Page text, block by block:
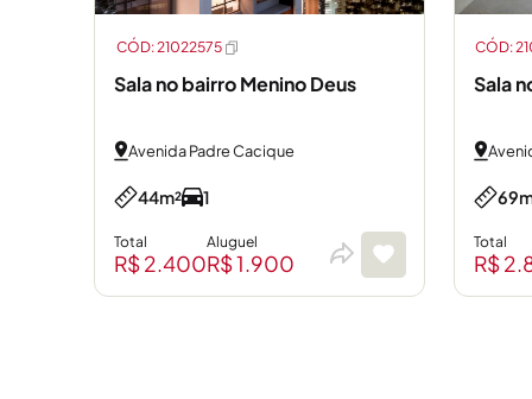
Sala no bairro Menino Deus
Avenida Padre Cacique
44m² 1
Total
R$ 2.400
Aluguel
R$ 1.900
CÓD: 21022575
Sala
Total
R$
CÓD: